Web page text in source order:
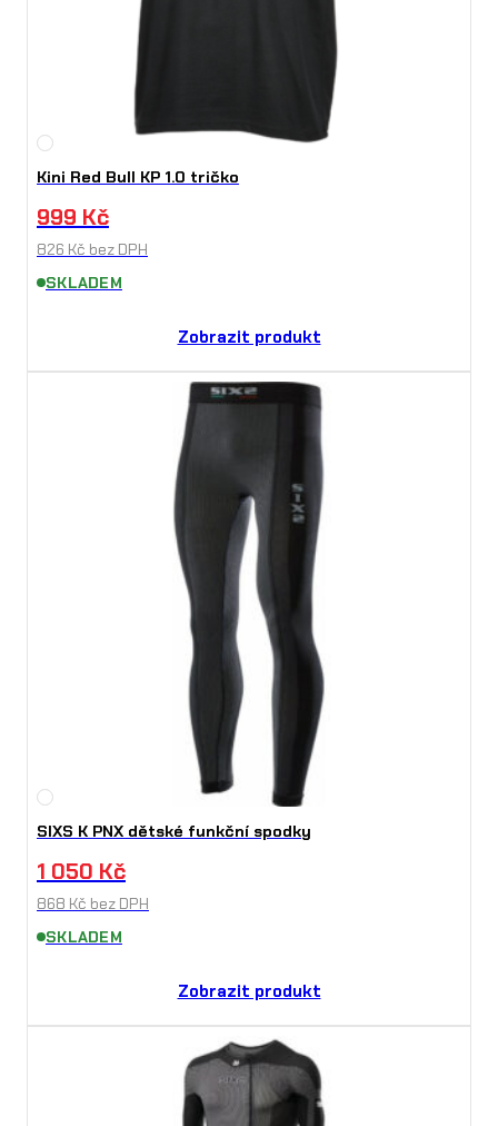
Kini Red Bull KP 1.0 tričko
999 Kč
826 Kč bez DPH
SKLADEM
Zobrazit produkt
SIXS K PNX dětské funkční spodky
1 050 Kč
868 Kč bez DPH
SKLADEM
Zobrazit produkt